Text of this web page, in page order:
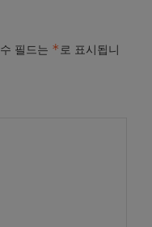
필드는 *로 표시됩니